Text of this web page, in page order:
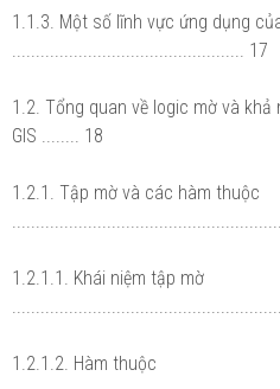
1.1.3. Một số lĩnh vực ứng dụng
................................................. 17
1.2. Tổng quan về logic mờ và
GIS ........ 18
1.2.1. Tập mờ và các hàm thuộc
1.2.1.1. Khái niệm tập mờ
1.2.1.2. Hàm thuộc